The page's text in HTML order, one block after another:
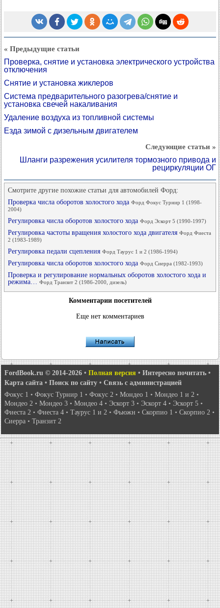
« Предыдущие статьи
Проверка, снятие и установка электрического устройства
отключения
Снятие и установка жиклеров
Система предварительного разогрева/снятие и
установка свечей накаливания
Удаление воздуха из топливной системы
Езда зимой с дизельным двигателем
Следующие статьи »
Шланги разрежения усилителя тормозного привода и
рециркуляции ОГ
Смотрите другие похожие статьи для автомобилей Форд:
Проверка числа оборотов холостого хода Форд Фокус Турнир 1 (1998-
2004)
Регулировка числа оборотов холостого хода Форд Эскорт 5 (1990-1997)
Регулировка частоты вращения холостого хода двигателя Форд Фиеста
2 (1983-1989)
Регулировка педали сцепления Форд Таурус 1 и 2 (1986-1994)
Регулировка числа оборотов холостого хода Форд Сиерра (1982-1993)
Проверка и регулирование нормальных оборотов холостого хода и
режима…
Форд Транзит 2 (1986-2000, дизель)
Комментарии посетителей
Еще нет комментариев
FordBook.ru © 2014-2026 • Полная версия • Интересно почитать •
Карта сайта • Поиск по сайту • Связь с администрацией
Фокус 1 • Фокус Турнир 1 • Фокус 2 • Мондео 1 • Мондео 1 и 2 •
Мондео 2 • Мондео 3 • Мондео 4 • Эскорт 3 • Эскорт 4 • Эскорт 5 •
Фиеста 2 • Фиеста 4 • Таурус 1 и 2 • Фьюжн • Скорпио 1 • Скорпио 2 •
Сиерра • Транзит 2